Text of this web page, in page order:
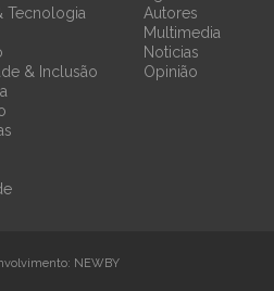
Tecnologia
& Inclusão
Autores
Multimedia
Noticias
Opinião
NEWBY